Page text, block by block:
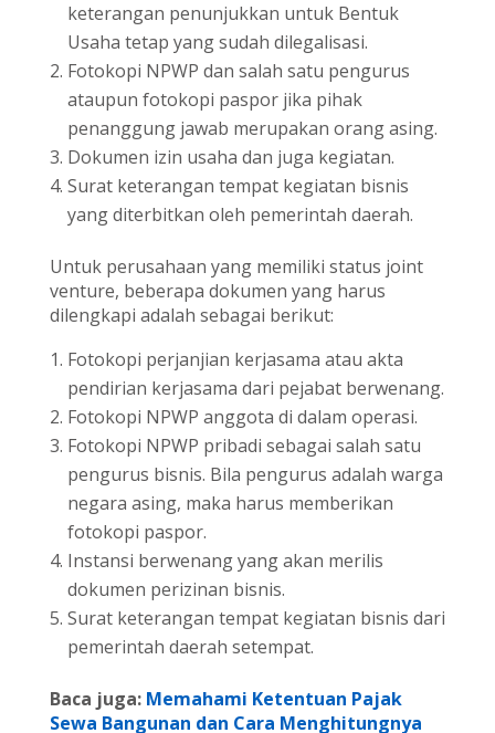
keterangan penunjukkan untuk Bentuk
Usaha tetap yang sudah dilegalisasi.
Fotokopi NPWP dan salah satu pengurus
ataupun fotokopi paspor jika pihak
penanggung jawab merupakan orang asing.
Dokumen izin usaha dan juga kegiatan.
Surat keterangan tempat kegiatan bisnis
yang diterbitkan oleh pemerintah daerah.
Untuk perusahaan yang memiliki status joint
venture, beberapa dokumen yang harus
dilengkapi adalah sebagai berikut:
Fotokopi perjanjian kerjasama atau akta
pendirian kerjasama dari pejabat berwenang.
Fotokopi NPWP anggota di dalam operasi.
Fotokopi NPWP pribadi sebagai salah satu
pengurus bisnis. Bila pengurus adalah warga
negara asing, maka harus memberikan
fotokopi paspor.
Instansi berwenang yang akan merilis
dokumen perizinan bisnis.
Surat keterangan tempat kegiatan bisnis dari
pemerintah daerah setempat.
Baca juga: Memahami Ketentuan Pajak
Sewa Bangunan dan Cara Menghitungnya